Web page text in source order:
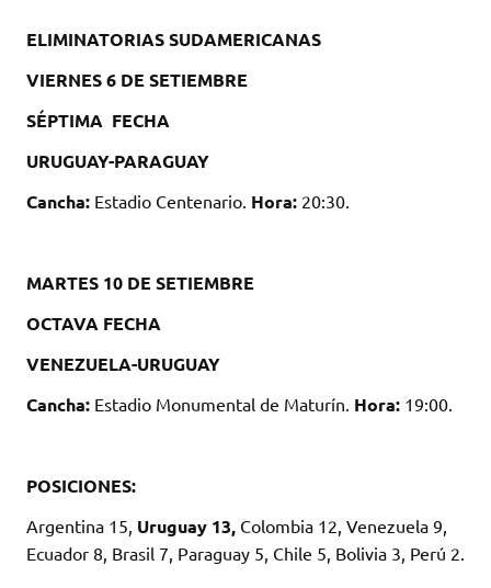
ELIMINATORIAS SUDAMERICANAS
VIERNES 6 DE SETIEMBRE
SÉPTIMA FECHA
URUGUAY-PARAGUAY
Cancha: Estadio Centenario. Hora: 20:30.
MARTES 10 DE SETIEMBRE
OCTAVA FECHA
VENEZUELA-URUGUAY
Cancha: Estadio Monumental de Maturín. Hora: 19:00.
POSICIONES:
Argentina 15, Uruguay 13, Colombia 12, Venezuela 9,
Ecuador 8, Brasil 7, Paraguay 5, Chile 5, Bolivia 3, Perú 2.